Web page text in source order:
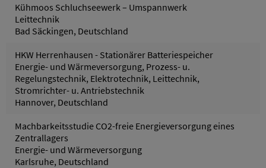
Kühmoos Schluchseewerk – Umspannwerk
Leittechnik
Bad Säckingen, Deutschland
HKW Herrenhausen - Stationärer Batteriespeicher
Energie- und Wärmeversorgung, Prozess- u.
Regelungstechnik, Elektrotechnik, Leittechnik,
Stromrichter- u. Antriebstechnik
Hannover, Deutschland
Machbarkeitsstudie CO2-freie Energieversorgung eines
Zentrallagers
Energie- und Wärmeversorgung
Karlsruhe, Deutschland